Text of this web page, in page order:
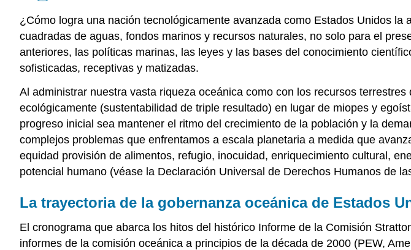
¿Cómo logra una nación tecnológicamente avanzada como Estados Unidos
cuadradas de aguas, fondos marinos y recursos naturales, no solo para el
anteriores, las políticas marinas, las leyes y las bases del conocimiento
sofisticadas, receptivas y matizadas.
Al administrar nuestra vasta riqueza oceánica como con los recursos
ecológicamente (sustentabilidad de triple resultado) en lugar de miopes y
progreso inicial sea mantener el ritmo del crecimiento de la población y la
complejos problemas que enfrentamos a escala planetaria a medida que
equidad provisión de alimentos, refugio, inocuidad, enriquecimiento cultural,
potencial humano (véase la Declaración Universal de Derechos Humanos de
La trayectoria de la gobernanza oceánica de Estados
El cronograma que abarca los hitos del histórico Informe de la Comisión
informes de la comisión oceánica a principios de la década de 2000 (PEW,